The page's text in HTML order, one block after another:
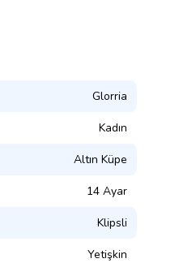
Glorria
Kadın
Altın Küpe
14 Ayar
Klipsli
Yetişkin